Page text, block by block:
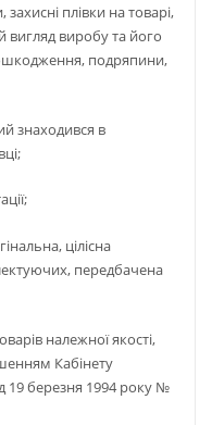
плівки на товарі,
виробу та його
подряпини,
знаходився в
цілісна
передбачена
належної якості,
Кабінету
19 березня 1994 року №